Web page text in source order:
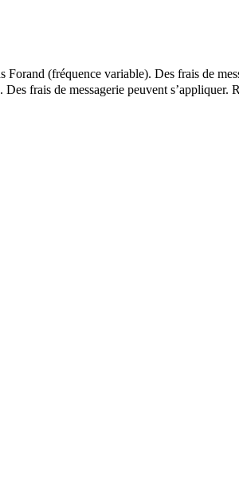
(fréquence variable). Des frais de
frais de messagerie peuvent